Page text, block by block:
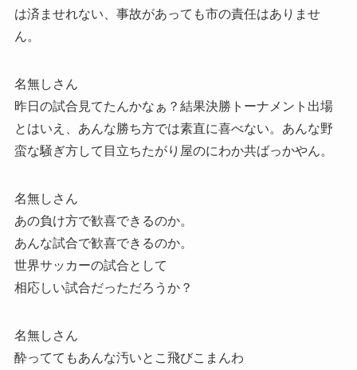
は済ませれない、事故があっても市の責任はありませ
ん。
名無しさん
昨日の試合見てたんかなぁ？結果決勝トーナメント出場
とはいえ、あんな勝ち方では素直に喜べない。あんな野
蛮な騒ぎ方して目立ちたがり屋のにわか共ばっかやん。
名無しさん
あの負け方で歓喜できるのか。
あんな試合で歓喜できるのか。
世界サッカーの試合として
相応しい試合だっただろうか？
名無しさん
酔っててもあんな汚いとこ飛びこまんわ